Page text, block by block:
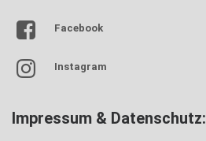
Facebook
Instagram
Impressum & Datenschutz: